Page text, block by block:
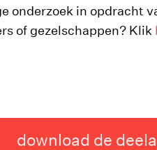
onderzoek in opdracht
of gezelschappen? Klik
download de